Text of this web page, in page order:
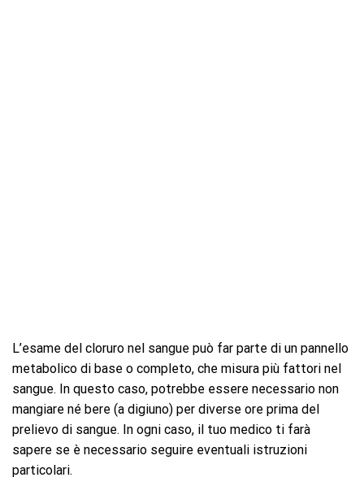
L’esame del cloruro nel sangue può far parte di un pannello
metabolico di base o completo, che misura più fattori nel
sangue. In questo caso, potrebbe essere necessario non
mangiare né bere (a digiuno) per diverse ore prima del
prelievo di sangue. In ogni caso, il tuo medico ti farà
sapere se è necessario seguire eventuali istruzioni
particolari.